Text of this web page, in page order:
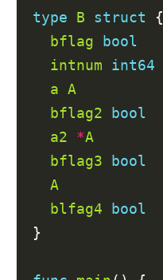
type B struct {
bflag
bool
intnum
int64
a A
bflag2
bool
a2
*A
bflag3
bool
A
blfag4
bool
}